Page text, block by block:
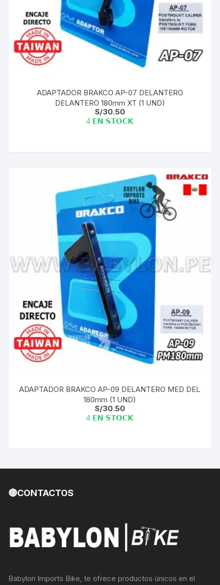
ADAPTADOR BRAKCO AP-07 DELANTERO
DELANTERO 180mm XT (1 UND)
S/30.50
4 𝗘𝗡 𝗦𝗧𝗢𝗖𝗞
ADAPTADOR BRAKCO AP-09 DELANTERO MED DEL
180mm (1 UND)
S/30.50
4 𝗘𝗡 𝗦𝗧𝗢𝗖𝗞
🔴CONTACTOS
Babylon Imports Bike, te ofrece productos únicos en el